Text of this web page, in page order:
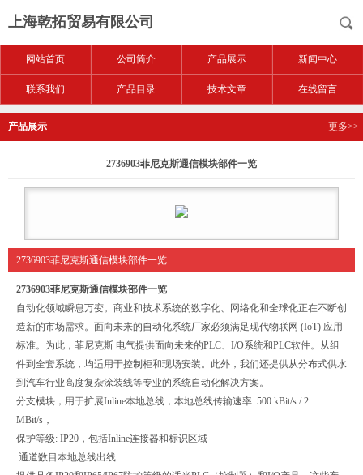
上海乾拓贸易有限公司
网站首页 公司简介 产品展示 新闻中心
联系我们 产品目录 技术文章 在线留言
产品展示 更多>>
2736903菲尼克斯通信模块部件一览
2736903菲尼克斯通信模块部件一览
2736903菲尼克斯通信模块部件一览
自动化领域瞬息万变。商业和技术系统的数字化、网络化和全球化正在不断创
造新的市场需求。面向未来的自动化系统厂家必须满足现代物联网 (IoT) 应用
标准。为此，菲尼克斯 电气提供面向未来的PLC、I/O系统和PLC软件。从组
件到全套系统，均适用于控制柜和现场安装。此外，我们还提供从分布式供水
到汽车行业高度复杂涂装线等专业的系统自动化解决方案。
分支模块，用于扩展Inline本地总线，本地总线传输速率: 500 kBit/s / 2
MBit/s，
保护等级: IP20，包括Inline连接器和标识区域
通道数目本地总线出线